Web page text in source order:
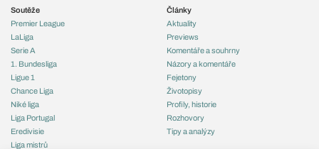
Soutěže
Premier League
LaLiga
Serie A
1. Bundesliga
Ligue 1
Chance Liga
Niké liga
Liga Portugal
Eredivisie
Liga mistrů
Články
Aktuality
Previews
Komentáře a souhrny
Názory a komentáře
Fejetony
Životopisy
Profily, historie
Rozhovory
Tipy a analýzy